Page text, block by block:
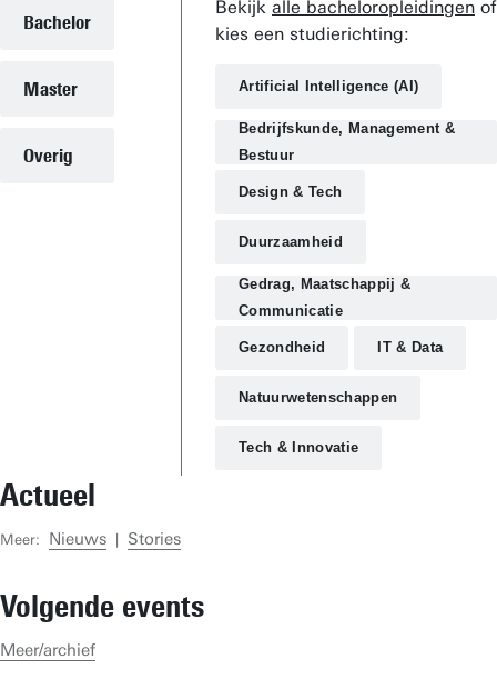
Bachelor
Master
Overig
Bekijk alle bacheloropleidingen of
kies een studierichting:
Artificial Intelligence (AI)
Bedrijfskunde, Management &
Bestuur
Design & Tech
Duurzaamheid
Gedrag, Maatschappij &
Communicatie
Gezondheid IT & Data
Natuurwetenschappen
Tech & Innovatie
Actueel
Meer: Nieuws Stories
Volgende events
Meer/archief